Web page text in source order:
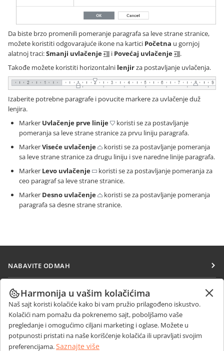
Da biste brzo promenili pomeranje paragrafa sa leve strane stranice,
možete koristiti odgovarajuće ikone na kartici Početna u gornjoj
alatnoj traci:Smanji uvlačenje i Povećaj uvlačenje
.
Takođe možete koristiti horizontalni lenjirza postavljanje uvlačenja.
Izaberite potrebne paragrafe i povucite markere za uvlačenje duž
lenjira.
Marker Uvlačenje prve linije
koristi se za postavljanje
pomeranja sa leve strane stranice za prvu liniju paragrafa.
MarkerViseće uvlačenje
koristi se za postavljanje pomeranja
sa leve strane stranice za drugu liniju i sve naredne linije paragrafa.
Marker Levo uvlačenje
koristi se za postavljanje pomeranja za
ceo paragraf sa leve strane stranice.
Marker Desno uvlačenje
koristi se za postavljanje pomeranja
paragrafa sa desne strane stranice.
NABAVITE ODMAH
Docs
DocSpace
Workspace
Konektori
SARAĐUJTE
Za doprinosioce
Za prevodioce
Za influensere
PRIMAJTE VESTI
Blog
DOBIJTE POMOĆ
Harmonija u vašim kolačićima
Naš sajt koristi kolačiće kako bi vam pružio prilagođeno iskustvo.
Kolačići nam pomažu da pokrenemo sajt, poboljšamo vaše
pregledanje i omogućimo ciljani marketing i oglase. Možete u
potpunosti pristati na naše korišćenje kolačića ili upravljati svojim
preferencijama.Saznajte više